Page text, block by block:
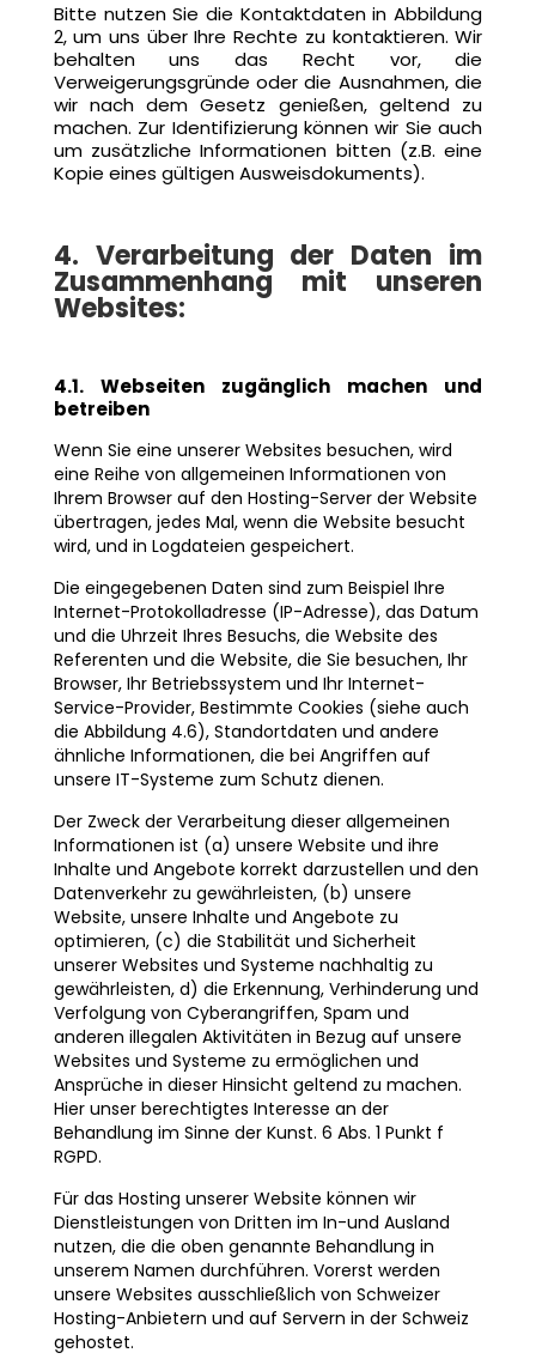
Bitte nutzen Sie die Kontaktdaten in Abbildung
2, um uns über Ihre Rechte zu kontaktieren. Wir
behalten uns das Recht vor, die
Verweigerungsgründe oder die Ausnahmen, die
wir nach dem Gesetz genießen, geltend zu
machen. Zur Identifizierung können wir Sie auch
um zusätzliche Informationen bitten (z.B. eine
Kopie eines gültigen Ausweisdokuments).
4. Verarbeitung der Daten im
Zusammenhang mit unseren
Websites:
4.1. Webseiten zugänglich machen und
betreiben
Wenn Sie eine unserer Websites besuchen, wird
eine Reihe von allgemeinen Informationen von
Ihrem Browser auf den Hosting-Server der Website
übertragen, jedes Mal, wenn die Website besucht
wird, und in Logdateien gespeichert.
Die eingegebenen Daten sind zum Beispiel Ihre
Internet-Protokolladresse (IP-Adresse), das Datum
und die Uhrzeit Ihres Besuchs, die Website des
Referenten und die Website, die Sie besuchen, Ihr
Browser, Ihr Betriebssystem und Ihr Internet-
Service-Provider, Bestimmte Cookies (siehe auch
die Abbildung 4.6), Standortdaten und andere
ähnliche Informationen, die bei Angriffen auf
unsere IT-Systeme zum Schutz dienen.
Der Zweck der Verarbeitung dieser allgemeinen
Informationen ist (a) unsere Website und ihre
Inhalte und Angebote korrekt darzustellen und den
Datenverkehr zu gewährleisten, (b) unsere
Website, unsere Inhalte und Angebote zu
optimieren, (c) die Stabilität und Sicherheit
unserer Websites und Systeme nachhaltig zu
gewährleisten, d) die Erkennung, Verhinderung und
Verfolgung von Cyberangriffen, Spam und
anderen illegalen Aktivitäten in Bezug auf unsere
Websites und Systeme zu ermöglichen und
Ansprüche in dieser Hinsicht geltend zu machen.
Hier unser berechtigtes Interesse an der
Behandlung im Sinne der Kunst. 6 Abs. 1 Punkt f
RGPD.
Für das Hosting unserer Website können wir
Dienstleistungen von Dritten im In-und Ausland
nutzen, die die oben genannte Behandlung in
unserem Namen durchführen. Vorerst werden
unsere Websites ausschließlich von Schweizer
Hosting-Anbietern und auf Servern in der Schweiz
gehostet.